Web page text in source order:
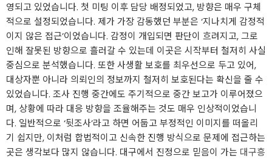
영되고 있었습니다. 첫 미팅 이후 담당 배정되었고, 방향은 매우 구체
적으로 설정되었습니다. 제가 가장 감동했던 부분은 ‘지나치게 감정적
이지 않은 접근’이었습니다. 감정이 개입되면 판단이 흐려지고, 그로
인해 잘못된 방향으로 흘러갈 수 있는데 이곳은 시작부터 철저히 사실
중심으로 분석했습니다. 또한 사생활 보호를 최우선으로 두고 있어,
대상자뿐 아니라 의뢰인의 정보까지 철저히 보호된다는 확신을 줄 수
있었습니다. 조사 진행 중간에도 주기적으로 중간 보고가 이루어졌으
며, 상황에 따라 대응 방향을 조율해주는 것도 매우 인상적이었습니
다. 일반적으로 ‘뒷조사’라고 하면 어둡고 부정적인 이미지를 떠올리
기 쉽지만, 이처럼 합법적이고 신속한 진행 방식으로 문제에 접근하는
곳은 생각보다 많지 않습니다. 대구에서 진정으로 믿음이 가는 대구흥